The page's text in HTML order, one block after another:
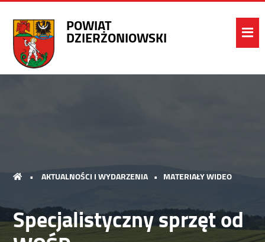
POWIAT
DZIERŻONIOWSKI
• AKTUALNOŚCI I WYDARZENIA • MATERIAŁY WIDEO
Specjalistyczny sprzęt od